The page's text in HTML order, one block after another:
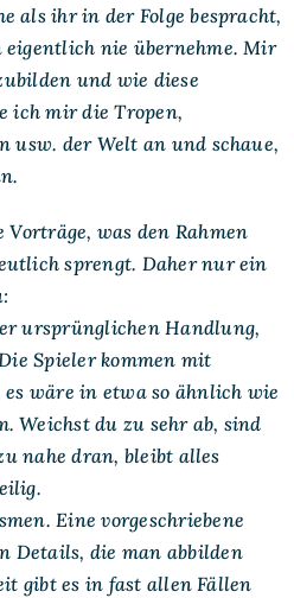
als ihr in der Folge bespracht,
nie übernehme. Mir
und wie diese
ich mir die Tropen,
usw. der Welt an und schaue,
was den Rahmen
sprengt. Daher nur ein
ursprünglichen Handlung,
Spieler kommen mit
wäre in etwa so ähnlich wie
Weichst du zu sehr ab, sind
nahe dran, bleibt alles
Eine vorgeschriebene
Details, die man abbilden
gibt es in fast allen Fällen